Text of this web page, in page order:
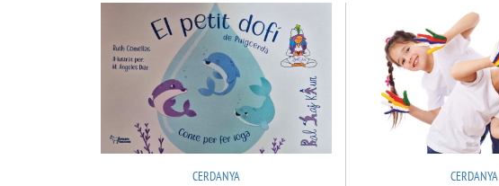
CERDANYA CERDANYA